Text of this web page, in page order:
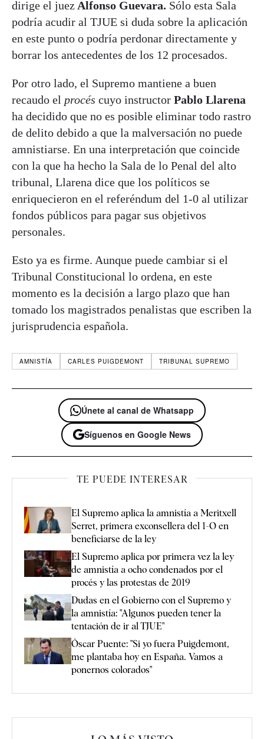
dirige el juez Alfonso Guevara. Sólo esta Sala
podría acudir al TJUE si duda sobre la aplicación
en este punto o podría perdonar directamente y
borrar los antecedentes de los 12 procesados.
Por otro lado, el Supremo mantiene a buen
recaudo el procés cuyo instructor Pablo Llarena
ha decidido que no es posible eliminar todo rastro
de delito debido a que la malversación no puede
amnistiarse. En una interpretación que coincide
con la que ha hecho la Sala de lo Penal del alto
tribunal, Llarena dice que los políticos se
enriquecieron en el referéndum del 1-0 al utilizar
fondos públicos para pagar sus objetivos
personales.
Esto ya es firme. Aunque puede cambiar si el
Tribunal Constitucional lo ordena, en este
momento es la decisión a largo plazo que han
tomado los magistrados penalistas que escriben la
jurisprudencia española.
AMNISTÍA CARLES PUIGDEMONT TRIBUNAL SUPREMO
Únete al canal de Whatsapp
Síguenos en Google News
TE PUEDE INTERESAR
El Supremo aplica la amnistía a Meritxell
Serret, primera exconsellera del 1-O en
beneficiarse de la ley
El Supremo aplica por primera vez la ley
de amnistía a ocho condenados por el
procés y las protestas de 2019
Dudas en el Gobierno con el Supremo y
la amnistía: "Algunos pueden tener la
tentación de ir al TJUE"
Óscar Puente: "Si yo fuera Puigdemont,
me plantaba hoy en España. Vamos a
ponernos colorados"